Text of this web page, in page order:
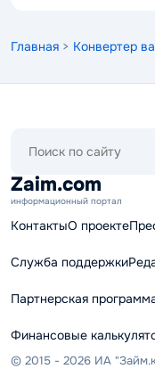
Главная > Конвертер
сайту
Zaim.com
информационный портал
КонтактыО проекте
Служба поддержки
Партнерская
Финансовые
© 2015 - 2026 ИА